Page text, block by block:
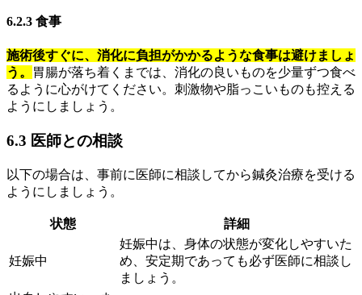
6.2.3 食事
施術後すぐに、消化に負担がかかるような食事は避けましょ
う。
胃腸が落ち着くまでは、消化の良いものを少量ずつ食べ
るように心がけてください。刺激物や脂っこいものも控える
ようにしましょう。
6.3 医師との相談
以下の場合は、事前に医師に相談してから鍼灸治療を受ける
ようにしましょう。
状態 詳細
妊娠中
妊娠中は、身体の状態が変化しやすいた
め、安定期であっても必ず医師に相談し
ましょう。